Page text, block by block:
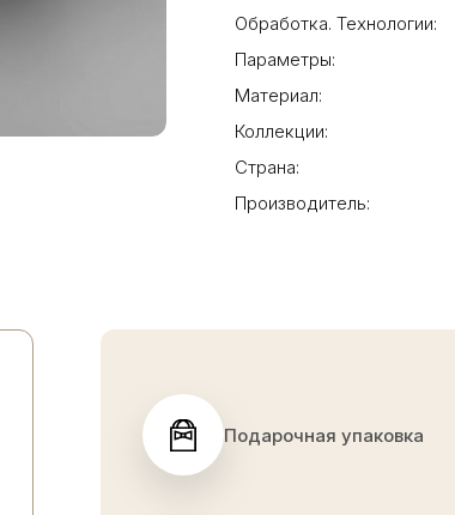
Обработка. Технологии:
Параметры:
Материал:
Коллекции:
Страна:
Производитель:
Подарочная упаковка